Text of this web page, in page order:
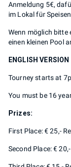
Anmeldung 5€,
im Lokal für
Wenn möglich bitte
einen kleinen Pool
ENGLISH VERSION
Tourney starts at
You must be 16
Prizes:
First Place: € 25,-
Second Place: €